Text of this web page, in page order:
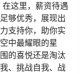
这里，薪资待遇
够优秀，展现出
支持你，助你实
中最耀眼的星
的喜悦还是淘汰
、挑战自我、战